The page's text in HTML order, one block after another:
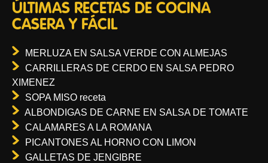
ÚLTIMAS RECETAS DE COCINA
CASERA Y FÁCIL
MERLUZA EN SALSA VERDE CON ALMEJAS
CARRILLERAS DE CERDO EN SALSA PEDRO
XIMENEZ
SOPA MISO receta
ALBONDIGAS DE CARNE EN SALSA DE TOMATE
CALAMARES A LA ROMANA
PICANTONES AL HORNO CON LIMON
GALLETAS DE JENGIBRE